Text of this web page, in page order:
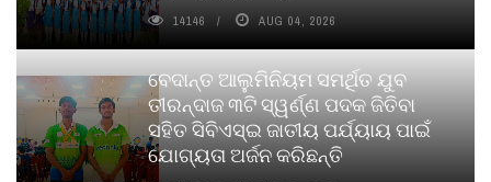
14146 AUG 04, 2026
ବେଦାନ୍ତ ଆଲୁମିନିୟମ ସମର୍ଥିତ ଯୁବ
ତୀରନ୍ଦାଜ ୩ଟି ସ୍ୱର୍ଣ୍ଣ ପଦକ ଜିତିବା
ସହିତ ସିବିଏସ୍ଇ ଜାତୀୟ ପର୍ଯ୍ୟାୟ ପାଇଁ
ଯୋଗ୍ୟତା ଅର୍ଜନ କରିଛନ୍ତି